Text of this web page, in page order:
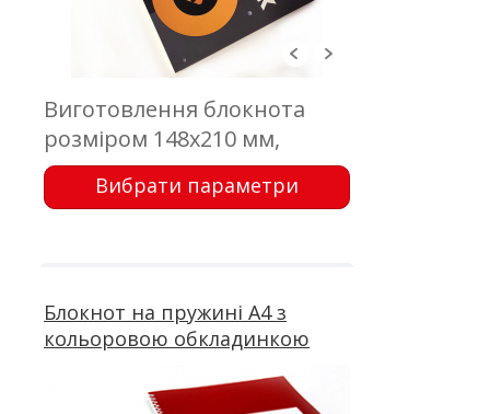
Виготовлення блокнота
розміром 148х210 мм,
обкладинка - цифровий
друк; блок - 50 аркушів,
Вибрати параметри
Блокнот на пружині А4 з
кольоровою обкладинкою